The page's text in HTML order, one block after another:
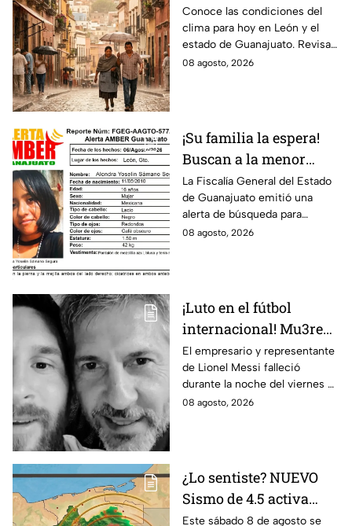
para León y el estado
de Guanajuato este
sábado
Conoce las condiciones del
clima para hoy en León y el
estado de Guanajuato. Revisa
el pronóstico de temperaturas,
08 agosto, 2026
¡Su familia la espera!
Buscan a la menor
Alondra Yoselin
Samano Segura
desaparecida en León
La Fiscalía General del Estado
de Guanajuato emitió una
alerta de búsqueda para
localizar a la menor Alondra
08 agosto, 2026
¡Luto en el fútbol
internacional! Mu3re
Jorge Messi padre de
Lionel; esto se sabe
El empresario y representante
de Lionel Messi falleció
durante la noche del viernes 7
de agosto en Argentina
08 agosto, 2026
¿Lo sentiste? NUEVO
Sismo de 4.5 activa
alertas en varios
Este sábado 8 de agosto se